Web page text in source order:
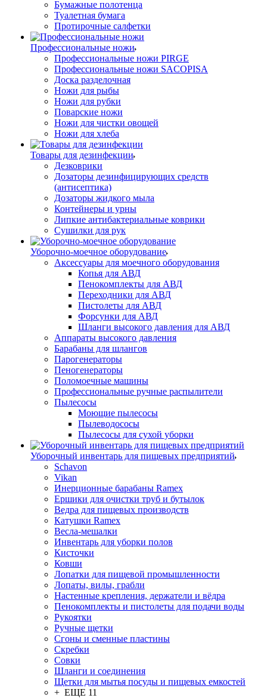
Бумажные полотенца
Туалетная бумага
Протирочные салфетки
Профессиональные ножи
Профессиональные ножи PIRGE
Профессиональные ножи SACOPISA
Доска разделочная
Ножи для рыбы
Ножи для рубки
Поварские ножи
Ножи для чистки овощей
Ножи для хлеба
Товары для дезинфекции
Дезковрики
Дозаторы дезинфицирующих средств
(антисептика)
Дозаторы жидкого мыла
Контейнеры и урны
Липкие антибактериальные коврики
Сушилки для рук
Уборочно-моечное оборудование
Аксессуары для моечного оборудования
Копья для АВД
Пенокомплекты для АВД
Переходники для АВД
Пистолеты для АВД
Форсунки для АВД
Шланги высокого давления для АВД
Аппараты высокого давления
Барабаны для шлангов
Парогенераторы
Пеногенераторы
Поломоечные машины
Профессиональные ручные распылители
Пылесосы
Моющие пылесосы
Пылеводососы
Пылесосы для сухой уборки
Уборочный инвентарь для пищевых предприятий
Schavon
Vikan
Инерционные барабаны Ramex
Ершики для очистки труб и бутылок
Ведра для пищевых производств
Катушки Ramex
Весла-мешалки
Инвентарь для уборки полов
Кисточки
Ковши
Лопатки для пищевой промышленности
Лопаты, вилы, грабли
Настенные крепления, держатели и вёдра
Пенокомплекты и пистолеты для подачи воды
Рукоятки
Ручные щетки
Сгоны и сменные пластины
Скребки
Совки
Шланги и соединения
Щетки для мытья посуды и пищевых емкостей
+ ЕЩЕ 11